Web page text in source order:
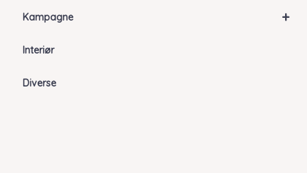
+
Kampagne
Interiør
Diverse